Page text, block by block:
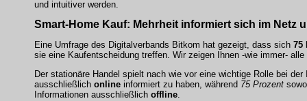
und intuitiver werden.
Smart-Home Kauf: Mehrheit informiert sich im Netz
Eine Umfrage des Digitalverbands Bitkom hat gezeigt, dass sich 75
sie eine Kaufentscheidung treffen. Wir zeigen Ihnen -wie immer-
Der stationäre Handel spielt nach wie vor eine wichtige Rolle bei der
ausschließlich online informiert zu haben, während 75 Prozent
Informationen ausschließlich offline